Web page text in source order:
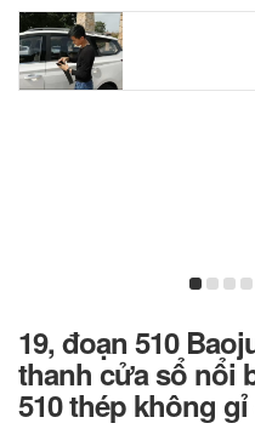
19, đoạn 510
thanh cửa sổ nổi
510 thép không